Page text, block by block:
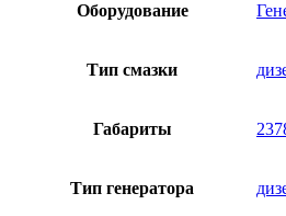
Оборудование
Тип смазки
Габариты
Тип генератора